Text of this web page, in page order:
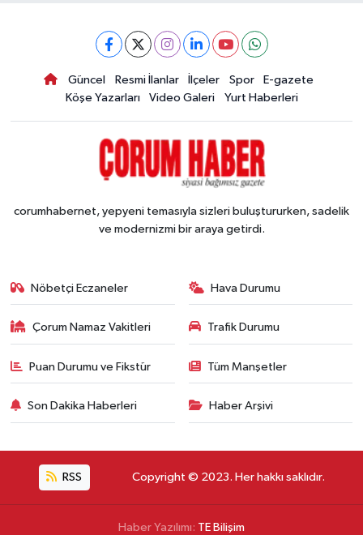
Güncel Resmi İlanlar İlçeler Spor
E-gazete
Köşe Yazarları
Video Galeri Yurt Haberleri
corumhabernet, yepyeni temasıyla sizleri buluştururken, sadelik
ve modernizmi bir araya getirdi.
Nöbetçi Eczaneler Hava Durumu
Çorum Namaz Vakitleri Trafik Durumu
Puan Durumu ve Fikstür Tüm Manşetler
Son Dakika Haberleri Haber Arşivi
RSS Copyright © 2023. Her hakkı saklıdır.
Haber Yazılımı: TE Bilişim